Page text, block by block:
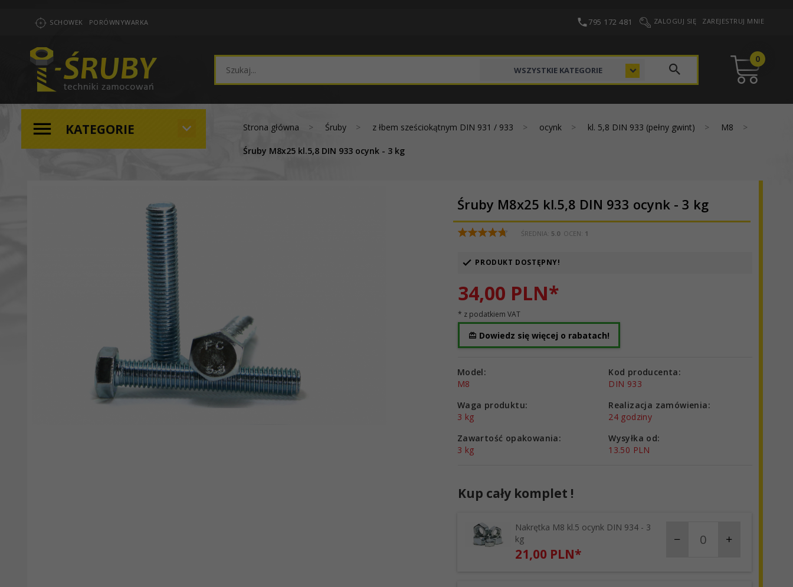
SCHOWEK PORÓWNYWARKA 795 172 481 ZALOGUJ SIĘ ZAREJESTRUJ MNIE
categories_searcher
WSZYSTKIE KATEGORIE
0
KATEGORIE Strona główna Śruby z łbem sześciokątnym DIN 931 / 933 ocynk kl. 5,8 DIN 933 (pełny gwint) M8
Śruby M8x25 kl.5,8 DIN 933 ocynk - 3 kg
Śruby M8x25 kl.5,8 DIN 933 ocynk - 3 kg
ŚREDNIA: 5.0OCEN: 1
PRODUKT DOSTĘPNY!
34,00 PLN*
* z podatkiem VAT
Dowiedz się więcej o rabatach!
Model:
M8
Kod producenta:
DIN 933
Waga produktu:
3 kg
Realizacja zamówienia:
24 godziny
Zawartość opakowania:
3 kg
Wysyłka od:
13.50 PLN
Kup cały komplet !
Nakrętka M8 kl.5 ocynk DIN 934 - 3
kg
21,00 PLN*